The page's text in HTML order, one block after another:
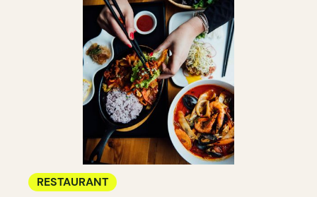
RESTAURANT